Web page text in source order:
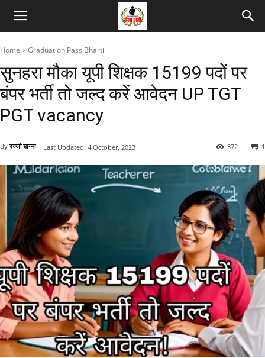
Home Graduation Pass Bharti
सुनहरा मौका यूपी शिक्षक 15199 पदों पर
बंपर भर्ती तो जल्द करें आवेदन UP TGT
PGT vacancy
By रज्जो खन्ना 1
372
Last Updated: 4 October, 2023